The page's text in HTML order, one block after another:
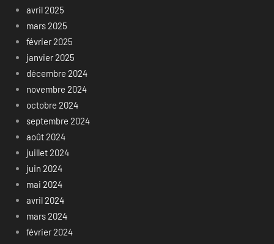
avril 2025
mars 2025
février 2025
janvier 2025
décembre 2024
novembre 2024
octobre 2024
septembre 2024
août 2024
juillet 2024
juin 2024
mai 2024
avril 2024
mars 2024
février 2024